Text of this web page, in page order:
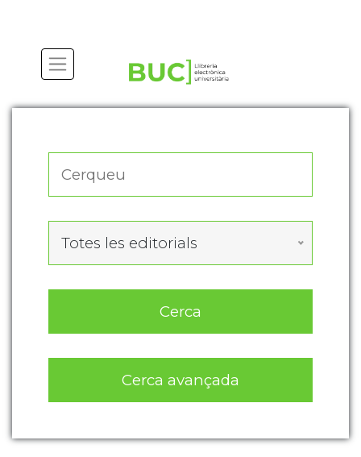
Totes les editorials
Cerca
Cerca avançada